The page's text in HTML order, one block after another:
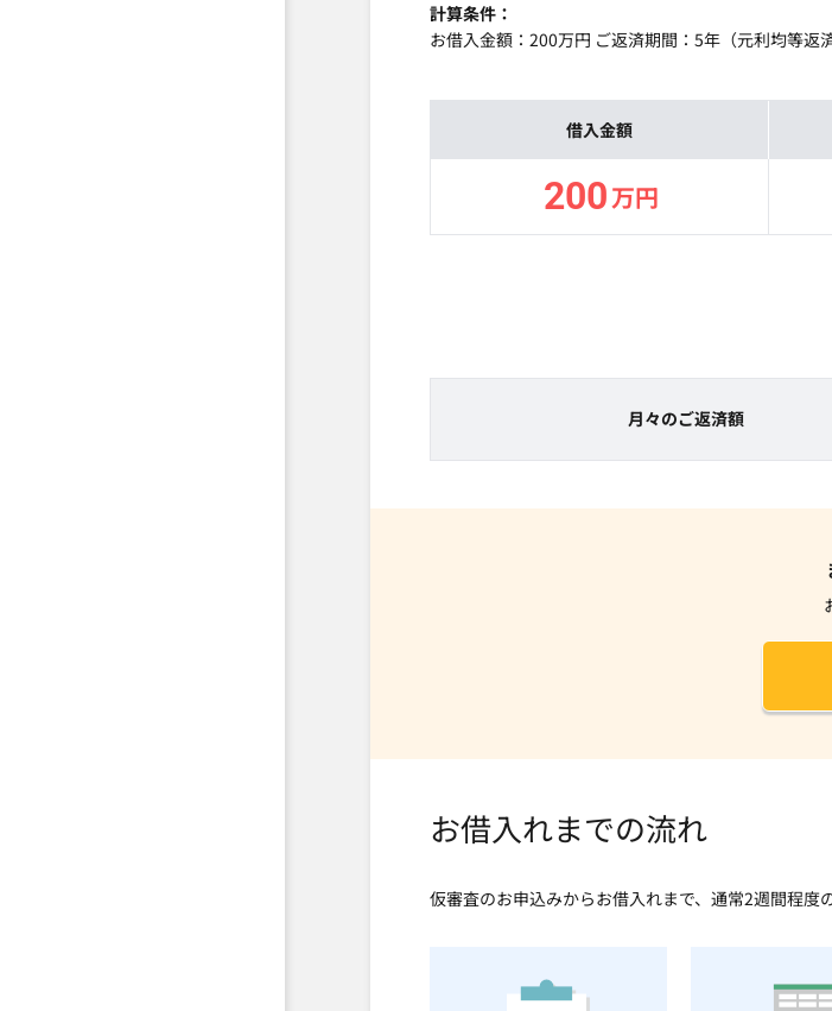
計算条件
お借入金額：200万円 ご返済期間：5年（元利均等返
借入金額
200万円
月々のご返済額
お借入れまでの流れ
仮審査のお申込みからお借入れまで、通常2週間程度